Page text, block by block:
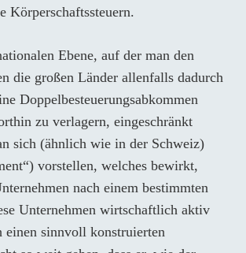
Körperschaftssteuern.
Ebene, auf der man den
die großen Länder allenfalls dadurch
Doppelbesteuerungsabkommen
zu verlagern, eingeschränkt
sich (ähnlich wie in der Schweiz)
vorstellen, welches bewirkt,
nach einem bestimmten
Unternehmen wirtschaftlich aktiv
einen sinnvoll konstruierten